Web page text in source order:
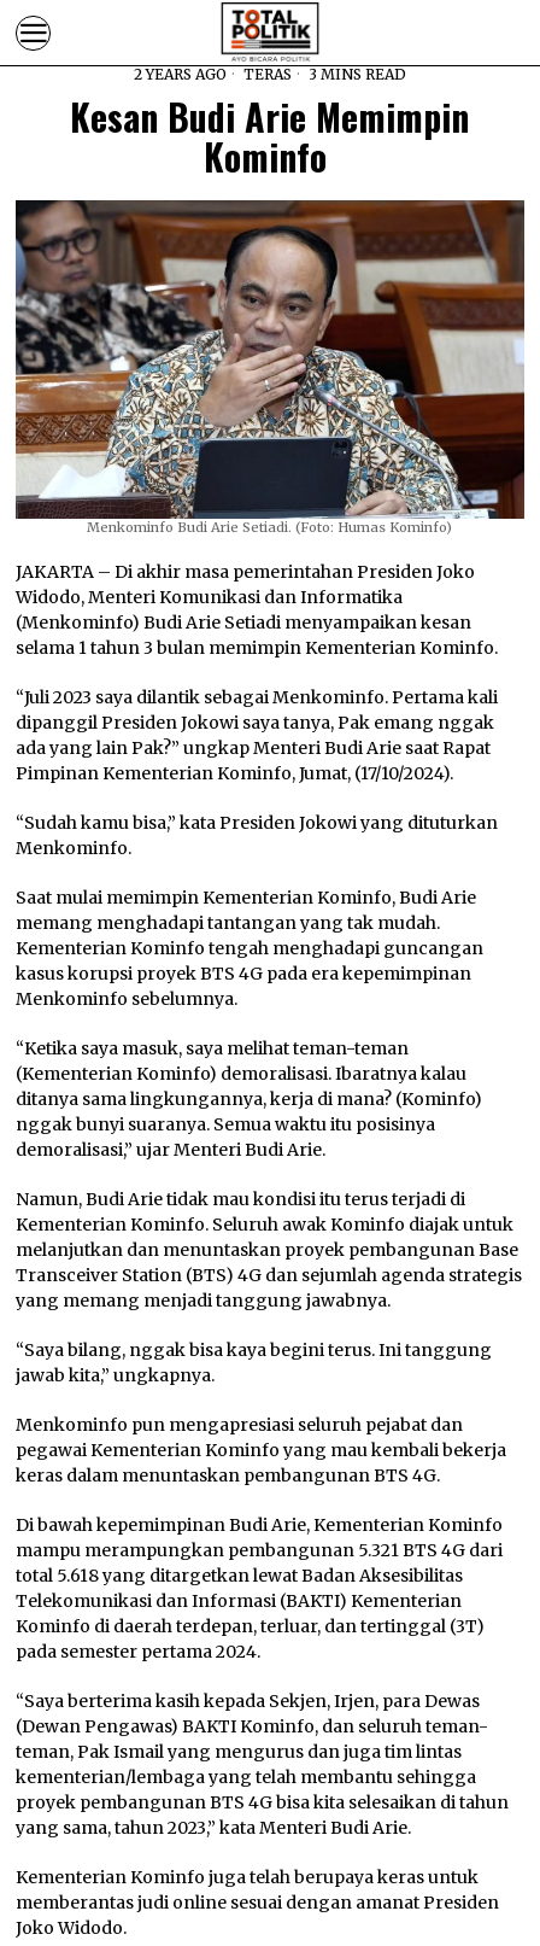
2 YEARS AGO TERAS 3 MINS READ
Kesan Budi Arie Memimpin
Kominfo
Menkominfo Budi Arie Setiadi. (Foto: Humas Kominfo)
JAKARTA – Di akhir masa pemerintahan Presiden Joko
Widodo, Menteri Komunikasi dan Informatika
(Menkominfo) Budi Arie Setiadi menyampaikan kesan
selama 1 tahun 3 bulan memimpin Kementerian Kominfo.
“Juli 2023 saya dilantik sebagai Menkominfo. Pertama kali
dipanggil Presiden Jokowi saya tanya, Pak emang nggak
ada yang lain Pak?” ungkap Menteri Budi Arie saat Rapat
Pimpinan Kementerian Kominfo, Jumat, (17/10/2024).
“Sudah kamu bisa,” kata Presiden Jokowi yang dituturkan
Menkominfo.
Saat mulai memimpin Kementerian Kominfo, Budi Arie
memang menghadapi tantangan yang tak mudah.
Kementerian Kominfo tengah menghadapi guncangan
kasus korupsi proyek BTS 4G pada era kepemimpinan
Menkominfo sebelumnya.
“Ketika saya masuk, saya melihat teman-teman
(Kementerian Kominfo) demoralisasi. Ibaratnya kalau
ditanya sama lingkungannya, kerja di mana? (Kominfo)
nggak bunyi suaranya. Semua waktu itu posisinya
demoralisasi,” ujar Menteri Budi Arie.
Namun, Budi Arie tidak mau kondisi itu terus terjadi di
Kementerian Kominfo. Seluruh awak Kominfo diajak untuk
melanjutkan dan menuntaskan proyek pembangunan Base
Transceiver Station (BTS) 4G dan sejumlah agenda strategis
yang memang menjadi tanggung jawabnya.
“Saya bilang, nggak bisa kaya begini terus. Ini tanggung
jawab kita,” ungkapnya.
Menkominfo pun mengapresiasi seluruh pejabat dan
pegawai Kementerian Kominfo yang mau kembali bekerja
keras dalam menuntaskan pembangunan BTS 4G.
Di bawah kepemimpinan Budi Arie, Kementerian Kominfo
mampu merampungkan pembangunan 5.321 BTS 4G dari
total 5.618 yang ditargetkan lewat Badan Aksesibilitas
Telekomunikasi dan Informasi (BAKTI) Kementerian
Kominfo di daerah terdepan, terluar, dan tertinggal (3T)
pada semester pertama 2024.
“Saya berterima kasih kepada Sekjen, Irjen, para Dewas
(Dewan Pengawas) BAKTI Kominfo, dan seluruh teman-
teman, Pak Ismail yang mengurus dan juga tim lintas
kementerian/lembaga yang telah membantu sehingga
proyek pembangunan BTS 4G bisa kita selesaikan di tahun
yang sama, tahun 2023,” kata Menteri Budi Arie.
Kementerian Kominfo juga telah berupaya keras untuk
memberantas judi online sesuai dengan amanat Presiden
Joko Widodo.